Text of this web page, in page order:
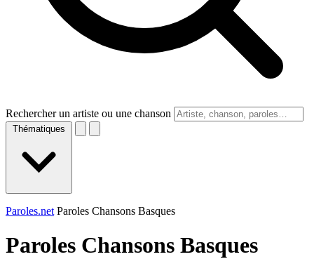
Rechercher un artiste ou une chanson
Thématiques
Paroles.net Paroles Chansons Basques
Paroles Chansons Basques